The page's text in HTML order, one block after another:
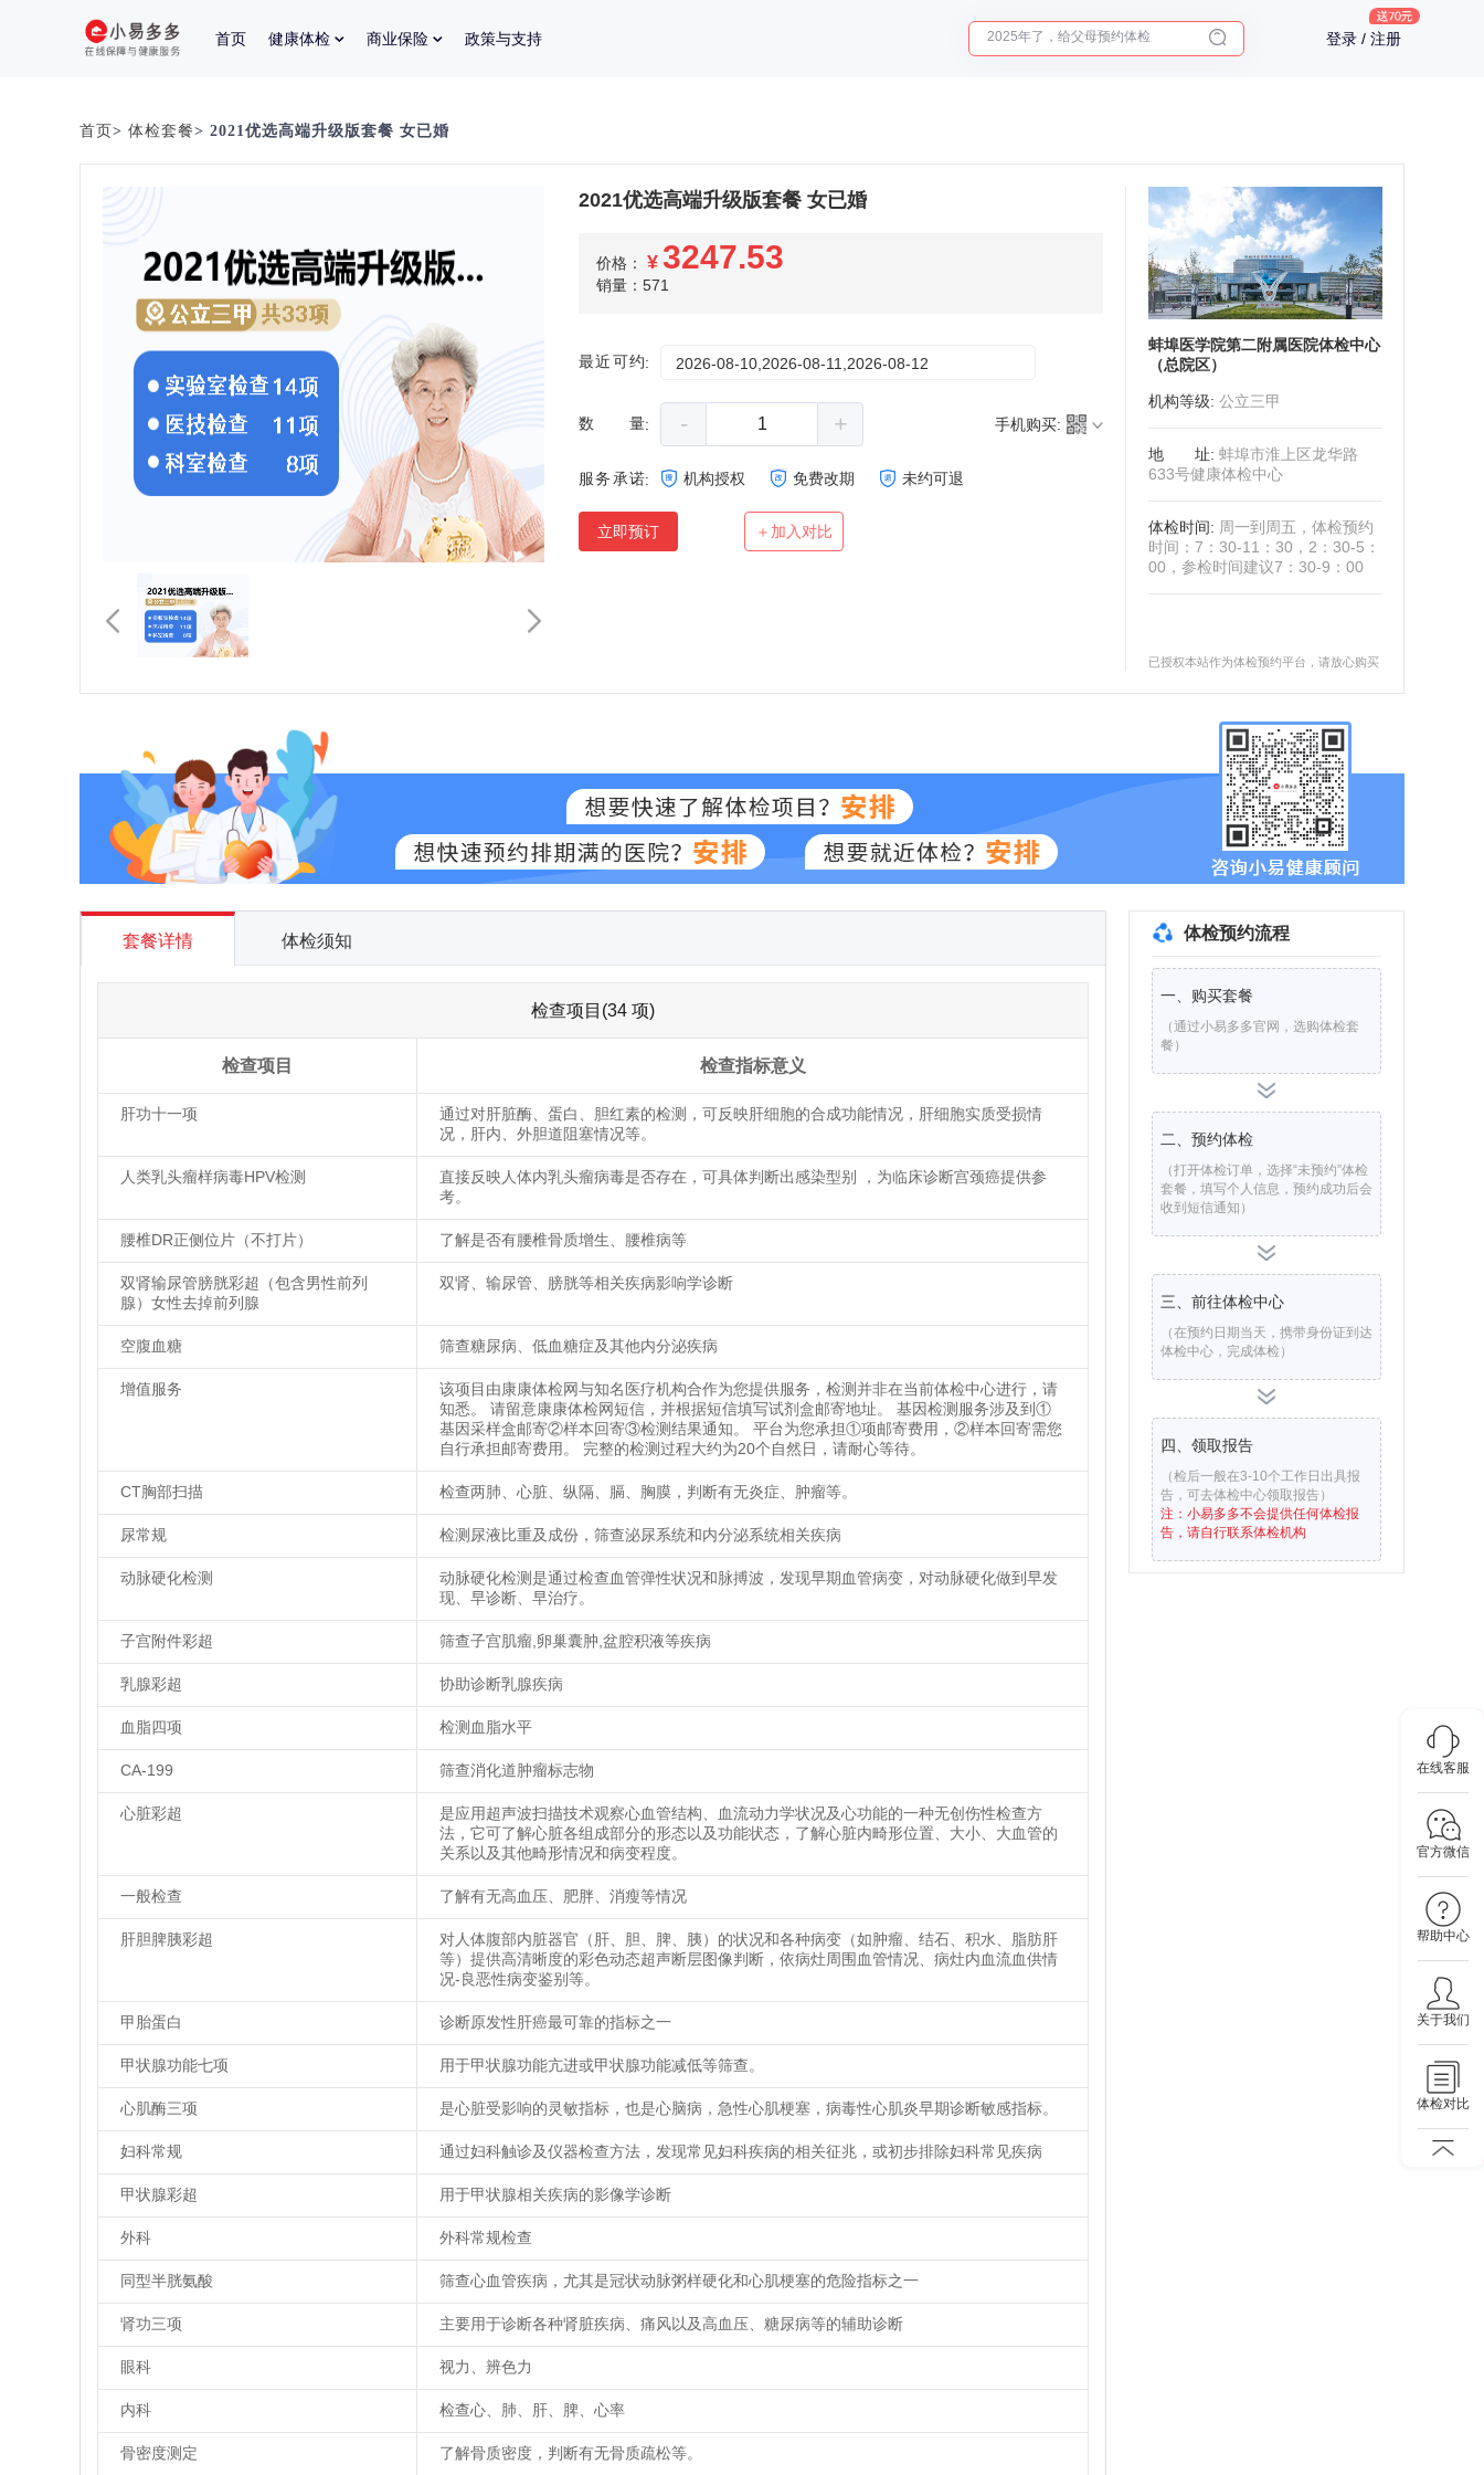
首页 健康体检 商业保险 政策与支持 体检前能吃药吗？ 登录 / 注册
在线客服
官方微信
帮助中心
关于我们
体检对比
首页> 体检套餐> 2021优选高端升级版套餐 女已婚
2021优选高端升级版套餐 女已婚
价格： ¥ 3247.53
销量：571
最近可约: 2026-08-10,2026-08-11,2026-08-12
数量: - + 手机购买:
服务承诺: 机构授权 免费改期 未约可退
立即预订 ＋加入对比
蚌埠医学院第二附属医院体检中心
（总院区）
机构等级: 公立三甲
地址: 蚌埠市淮上区龙华路
633号健康体检中心
体检时间: 周一到周五，体检预约
时间：7：30-11：30，2：30-5：
00，参检时间建议7：30-9：00
已授权本站作为体检预约平台，请放心购买
套餐详情 体检须知
检查项目(34 项)
检查项目 检查指标意义
肝功十一项
通过对肝脏酶、蛋白、胆红素的检测，可反映肝细胞的合成功能情况，肝细胞实质受损情
况，肝内、外胆道阻塞情况等。
人类乳头瘤样病毒HPV检测
直接反映人体内乳头瘤病毒是否存在，可具体判断出感染型别 ，为临床诊断宫颈癌提供参
考。
腰椎DR正侧位片（不打片） 了解是否有腰椎骨质增生、腰椎病等
双肾输尿管膀胱彩超（包含男性前列
腺）女性去掉前列腺
双肾、输尿管、膀胱等相关疾病影响学诊断
空腹血糖 筛查糖尿病、低血糖症及其他内分泌疾病
增值服务
该项目由康康体检网与知名医疗机构合作为您提供服务，检测并非在当前体检中心进行，请
知悉。 请留意康康体检网短信，并根据短信填写试剂盒邮寄地址。 基因检测服务涉及到①
基因采样盒邮寄②样本回寄③检测结果通知。 平台为您承担①项邮寄费用，②样本回寄需您
自行承担邮寄费用。 完整的检测过程大约为20个自然日，请耐心等待。
CT胸部扫描 检查两肺、心脏、纵隔、膈、胸膜，判断有无炎症、肿瘤等。
尿常规 检测尿液比重及成份，筛查泌尿系统和内分泌系统相关疾病
动脉硬化检测
动脉硬化检测是通过检查血管弹性状况和脉搏波，发现早期血管病变，对动脉硬化做到早发
现、早诊断、早治疗。
子宫附件彩超 筛查子宫肌瘤,卵巢囊肿,盆腔积液等疾病
乳腺彩超 协助诊断乳腺疾病
血脂四项 检测血脂水平
CA-199 筛查消化道肿瘤标志物
心脏彩超
是应用超声波扫描技术观察心血管结构、血流动力学状况及心功能的一种无创伤性检查方
法，它可了解心脏各组成部分的形态以及功能状态，了解心脏内畸形位置、大小、大血管的
关系以及其他畸形情况和病变程度。
一般检查 了解有无高血压、肥胖、消瘦等情况
肝胆脾胰彩超
对人体腹部内脏器官（肝、胆、脾、胰）的状况和各种病变（如肿瘤、结石、积水、脂肪肝
等）提供高清晰度的彩色动态超声断层图像判断，依病灶周围血管情况、病灶内血流血供情
况-良恶性病变鉴别等。
甲胎蛋白 诊断原发性肝癌最可靠的指标之一
甲状腺功能七项 用于甲状腺功能亢进或甲状腺功能减低等筛查。
心肌酶三项 是心脏受影响的灵敏指标，也是心脑病，急性心肌梗塞，病毒性心肌炎早期诊断敏感指标。
妇科常规 通过妇科触诊及仪器检查方法，发现常见妇科疾病的相关征兆，或初步排除妇科常见疾病
甲状腺彩超 用于甲状腺相关疾病的影像学诊断
外科 外科常规检查
同型半胱氨酸 筛查心血管疾病，尤其是冠状动脉粥样硬化和心肌梗塞的危险指标之一
肾功三项 主要用于诊断各种肾脏疾病、痛风以及高血压、糖尿病等的辅助诊断
眼科 视力、辨色力
内科 检查心、肺、肝、脾、心率
骨密度测定 了解骨质密度，判断有无骨质疏松等。
体检预约流程
一、购买套餐
（通过小易多多官网，选购体检套
餐）
二、预约体检
（打开体检订单，选择“未预约”体检
套餐，填写个人信息，预约成功后会
收到短信通知）
三、前往体检中心
（在预约日期当天，携带身份证到达
体检中心，完成体检）
四、领取报告
（检后一般在3-10个工作日出具报
告，可去体检中心领取报告）
注：小易多多不会提供任何体检报
告，请自行联系体检机构